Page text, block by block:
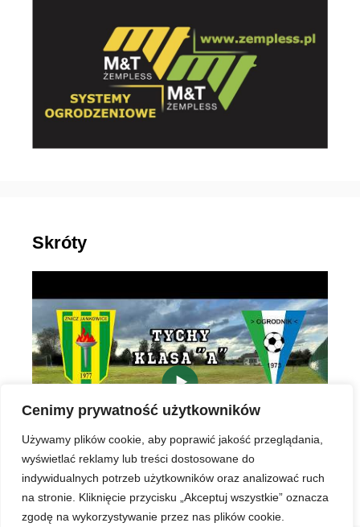
Cenimy prywatność użytkowników
Używamy plików cookie, aby poprawić jakość przeglądania,
wyświetlać reklamy lub treści dostosowane do
indywidualnych potrzeb użytkowników oraz analizować ruch
na stronie. Kliknięcie przycisku „Akceptuj wszystkie” oznacza
zgodę na wykorzystywanie przez nas plików cookie.
Skróty
▶